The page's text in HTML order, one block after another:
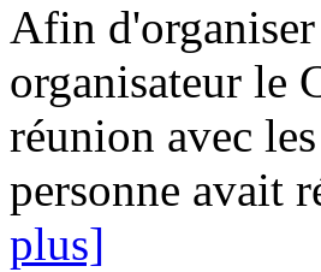
Afin d'organiser
organisateur le
réunion avec
personne avait
plus]